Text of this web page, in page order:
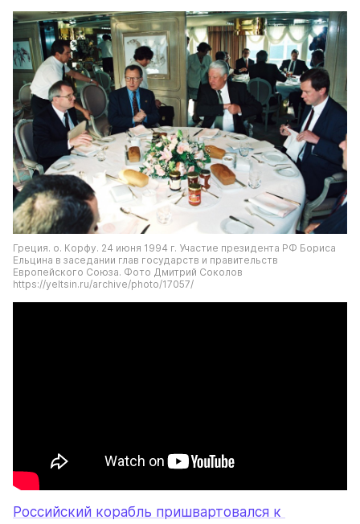
Греция. о. Корфу. 24 июня 1994 г. Участие президента РФ Бориса
Ельцина в заседании глав государств и правительств
Европейского Союза. Фото Дмитрий Соколов
https://yeltsin.ru/archive/photo/17057/
Российский корабль пришвартовался к